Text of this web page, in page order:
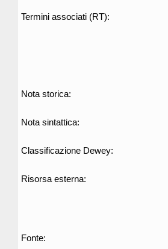
Termini associati (RT):
Nota storica:
Nota sintattica:
Classificazione Dewey:
Risorsa esterna:
Fonte: